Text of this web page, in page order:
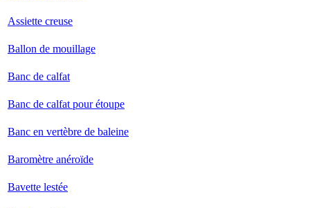
Assiette creuse
Ballon de mouillage
Banc de calfat
Banc de calfat pour étoupe
Banc en vertèbre de baleine
Baromètre anéroïde
Bavette lestée